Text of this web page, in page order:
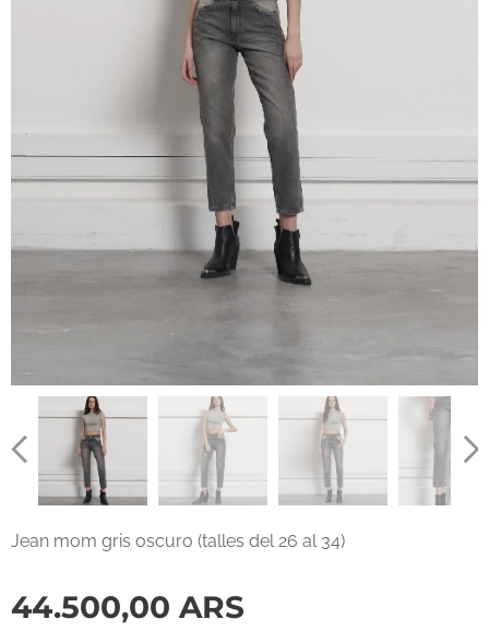
Jean mom gris oscuro (talles del 26 al 34)
44.500,00 ARS